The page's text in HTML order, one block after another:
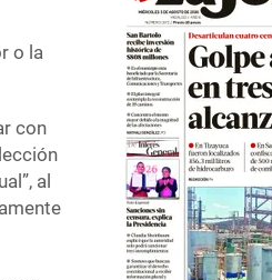
o la
con
al